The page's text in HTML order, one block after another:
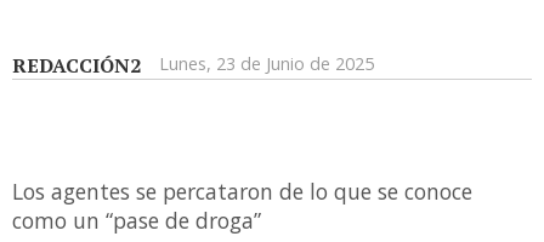
REDACCIÓN2 Lunes, 23 de Junio de 2025
Los agentes se percataron de lo que se conoce
como un “pase de droga”